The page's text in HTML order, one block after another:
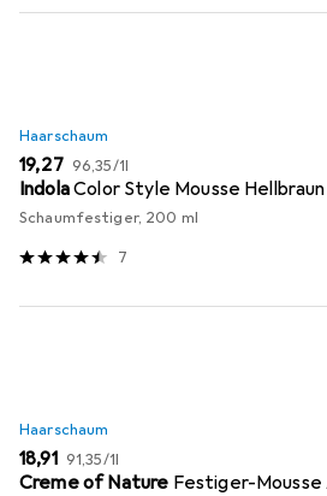
Haarschaum
EUR
19,27 EUR
96,35/1l
IndolaColor Style Mousse
Schaumfestiger, 200 ml
7
Haarschaum
EUR
18,91 EUR
91,35/1l
Creme of Nature Festiger-Mousse